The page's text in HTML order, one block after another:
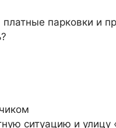
парковки и
ситуацию и улицу